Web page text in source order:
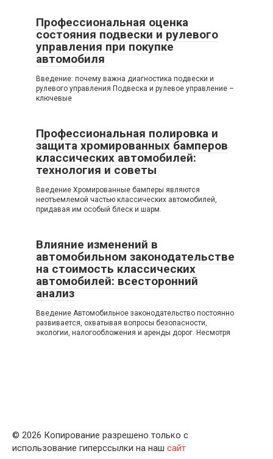
Профессиональная оценка
состояния подвески и рулевого
управления при покупке
автомобиля
Введение: почему важна диагностика подвески и
рулевого управления Подвеска и рулевое управление –
ключевые
Профессиональная полировка и
защита хромированных бамперов
классических автомобилей:
технология и советы
Введение Хромированные бамперы являются
неотъемлемой частью классических автомобилей,
придавая им особый блеск и шарм.
Влияние изменений в
автомобильном законодательстве
на стоимость классических
автомобилей: всесторонний
анализ
Введение Автомобильное законодательство постоянно
развивается, охватывая вопросы безопасности,
экологии, налогообложения и аренды дорог. Несмотря
© 2026 Копирование разрешено только с
использование гиперссылки на наш сайт